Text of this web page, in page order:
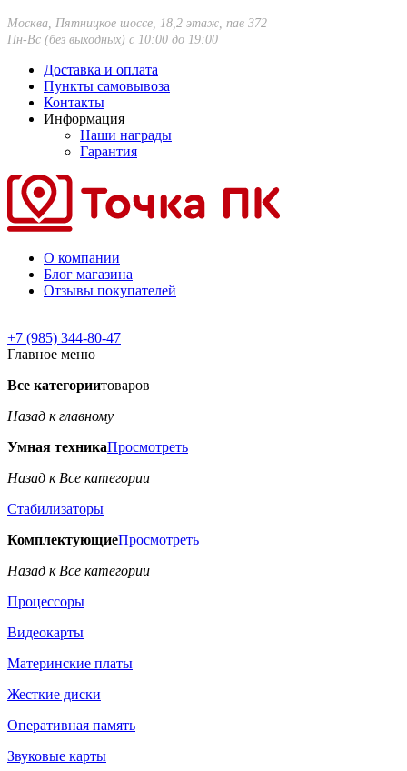
Москва, Пятницкое шоссе, 18,2 этаж, пав 372
Пн-Вс (без выходных) с 10:00 до 19:00
Доставка и оплата
Пункты самовывоза
Контакты
Информация
Наши награды
Гарантия
О компании
Блог магазина
Отзывы покупателей
+7 (985) 344-80-47
Главное меню
Все категориитоваров
Назад к главному
Умная техникаПросмотреть
Назад к Все категории
Стабилизаторы
КомплектующиеПросмотреть
Назад к Все категории
Процессоры
Видеокарты
Материнские платы
Жесткие диски
Оперативная память
Звуковые карты